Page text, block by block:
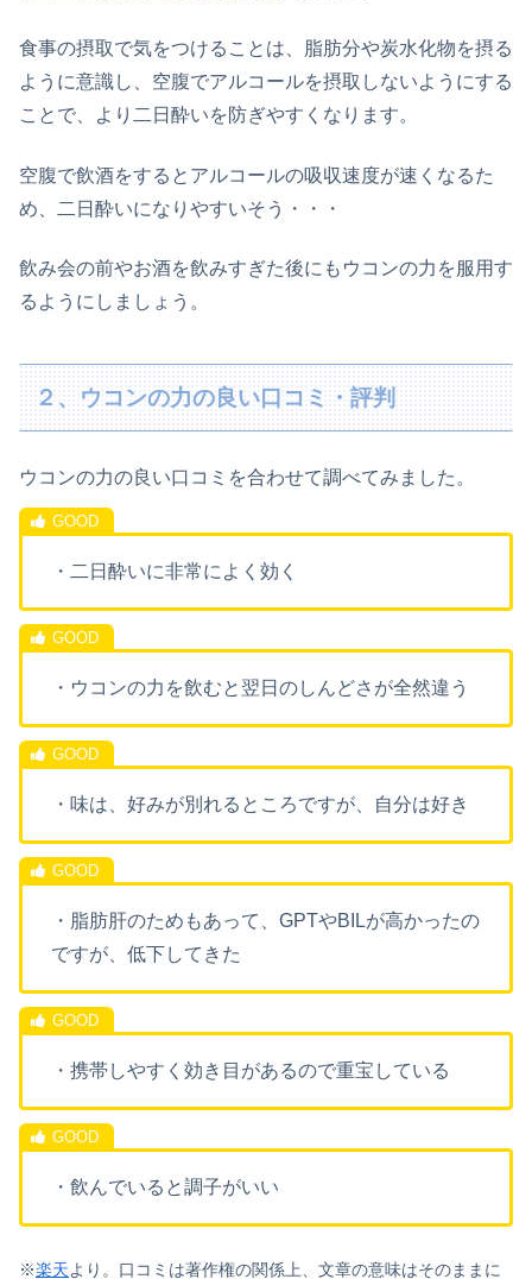
食事の摂取で気をつけることは、脂肪分や炭水化物を摂る
ように意識し、空腹でアルコールを摂取しないようにする
ことで、より二日酔いを防ぎやすくなります。
空腹で飲酒をするとアルコールの吸収速度が速くなるた
め、二日酔いになりやすいそう・・・
飲み会の前やお酒を飲みすぎた後にもウコンの力を服用す
るようにしましょう。
２、ウコンの力の良い口コミ・評判
ウコンの力の良い口コミを合わせて調べてみました。
・二日酔いに非常によく効く
・ウコンの力を飲むと翌日のしんどさが全然違う
・味は、好みが別れるところですが、自分は好き
・脂肪肝のためもあって、GPTやBILが高かったの
ですが、低下してきた
・携帯しやすく効き目があるので重宝している
・飲んでいると調子がいい
※楽天より。口コミは著作権の関係上、文章の意味はそのままに